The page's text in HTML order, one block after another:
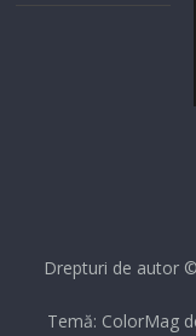
Drepturi de autor
Temă: ColorMag